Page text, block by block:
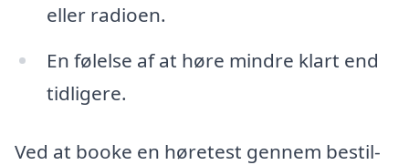
eller radioen.
En følelse af at høre mindre klart end
tidligere.
Ved at booke en høretest gennem bestil-